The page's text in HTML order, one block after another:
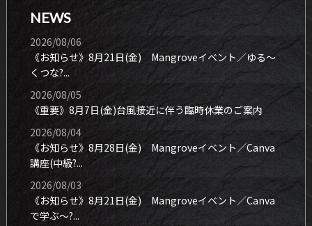
NEWS
2026/08/06
《お知らせ》8月21日(金) Mangroveイベント／ゆる〜
くつな?...
2026/08/05
《重要》8月7日(金)台風接近に伴う臨時休業のご案内
2026/08/04
《お知らせ》8月28日(金) Mangroveイベント／Canva
講座(中級?...
2026/08/03
《お知らせ》8月21日(金) Mangroveイベント／Canva
で学ぶ〜?...